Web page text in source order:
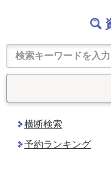
横断検索
予約ランキング